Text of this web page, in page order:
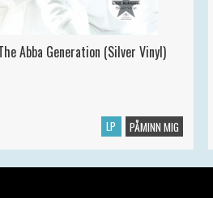
Abba Generation (Silver Vinyl)
LP PÅMINN MIG